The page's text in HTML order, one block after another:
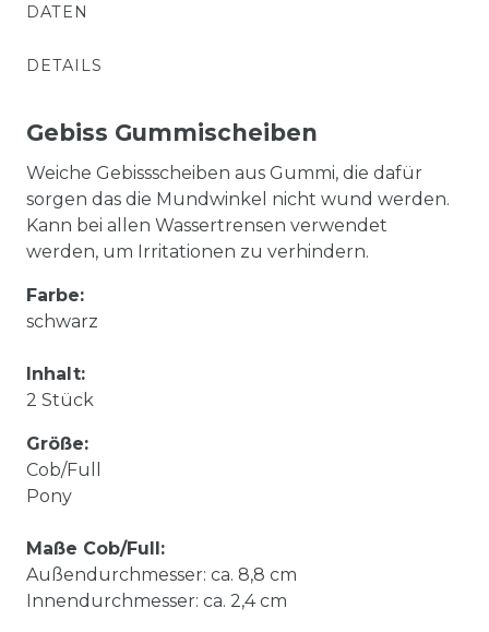
DATEN
DETAILS
Gebiss Gummischeiben
Weiche Gebissscheiben aus Gummi, die dafür
sorgen das die Mundwinkel nicht wund werden.
Kann bei allen Wassertrensen verwendet
werden, um Irritationen zu verhindern.
Farbe:
schwarz
Inhalt:
2 Stück
Größe:
Cob/Full
Pony
Maße Cob/Full:
Außendurchmesser: ca. 8,8 cm
Innendurchmesser: ca. 2,4 cm